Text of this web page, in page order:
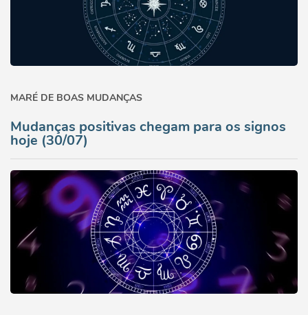
MARÉ DE BOAS MUDANÇAS
Mudanças positivas chegam para os signos
hoje (30/07)